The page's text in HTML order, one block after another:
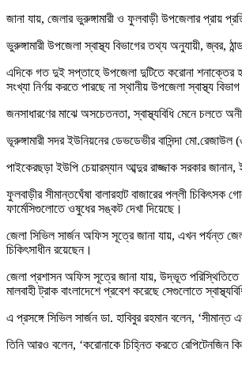
জানা যায়, জেলার ভুরুঙ্গামারী ও ফুলবাড়ী উপজেলার প্রায়
ভুরুঙ্গামারী উপজেলা স্বাস্থ্য বিভাগের তথ্য অনুযায়ী, জ্বর,
এদিকে গত দুই সপ্তাহে উপজেলা দুটিতে করোনা শনাক্তের
সংখ্যা নির্ণয় করতে পারছে না স্থানীয় উপজেলা স্বাস্থ্য
জনসাধারণের মাঝে অসচেতনতা, স্বাস্থ্যবিধি মেনে চলতে
ভূরুঙ্গামারী সদর ইউনিয়নের ডেভডেভীর বাসিন্দা
পাইকেরছড়া ইউপি চেয়ারম্যান আব্দুর রাজ্জাক সরকার
ফুলবাড়ীর সীমান্তঘেঁষা বালারহাট বাজারের পল্লী
ফার্মেসিগুলোতে ওষুধের সঙ্কট দেখা দিয়েছে।
জেলা সিভিল সার্জন অফিস সূত্রে জানা যায়, এখন পর্যন্ত
চিকিৎসাধীন রয়েছেন।
জেলা প্রশাসন অফিস সূত্রে জানা যায়, উদ্ভূত পরিস্থিতিতে
মালবাহী ট্রাক বাংলাদেশে প্রবেশ করেছে সেগুলোতে
এ প্রসঙ্গে সিভিল সার্জন ডা. হাবিবুর রহমান বলেন,
তিনি আরও বলেন, ‘করোনাকে চিহ্নিত করতে রেপিটেনজিন